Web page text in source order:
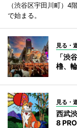
（渋谷区宇田川町）4
で始まる。
見る・
「渋
櫓、
見る・
西武
8